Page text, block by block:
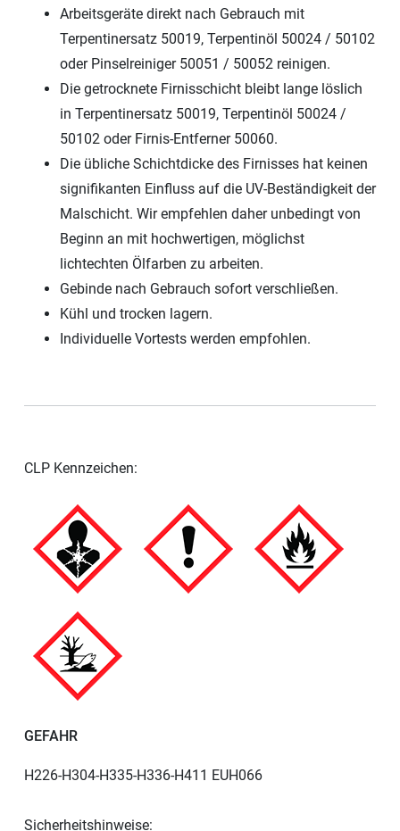
Arbeitsgeräte direkt nach Gebrauch mit
Terpentinersatz 50019, Terpentinöl 50024 / 50102
oder Pinselreiniger 50051 / 50052 reinigen.
Die getrocknete Firnisschicht bleibt lange löslich
in Terpentinersatz 50019, Terpentinöl 50024 /
50102 oder Firnis-Entferner 50060.
Die übliche Schichtdicke des Firnisses hat keinen
signifikanten Einfluss auf die UV-Beständigkeit der
Malschicht. Wir empfehlen daher unbedingt von
Beginn an mit hochwertigen, möglichst
lichtechten Ölfarben zu arbeiten.
Gebinde nach Gebrauch sofort verschließen.
Kühl und trocken lagern.
Individuelle Vortests werden empfohlen.
CLP Kennzeichen:
GEFAHR
H226-H304-H335-H336-H411 EUH066
Sicherheitshinweise: